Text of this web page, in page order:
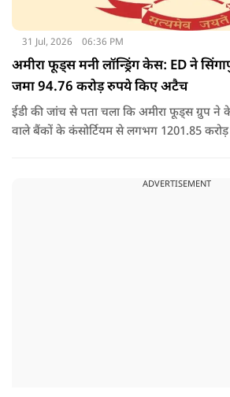
31 Jul, 2026 06:36 PM
अमीरा फूड्स मनी लॉन्ड्रिंग केस: ED ने
जमा 94.76 करोड़ रुपये किए अटैच
ईडी की जांच से पता चला कि अमीरा फूड्स ग्रुप
वाले बैंकों के कंसोर्टियम से लगभग 1201.85
उसके प्रमोटरों/शेयरधारकों/डायरेक्टरों ने मनी
ADVERTISEMENT